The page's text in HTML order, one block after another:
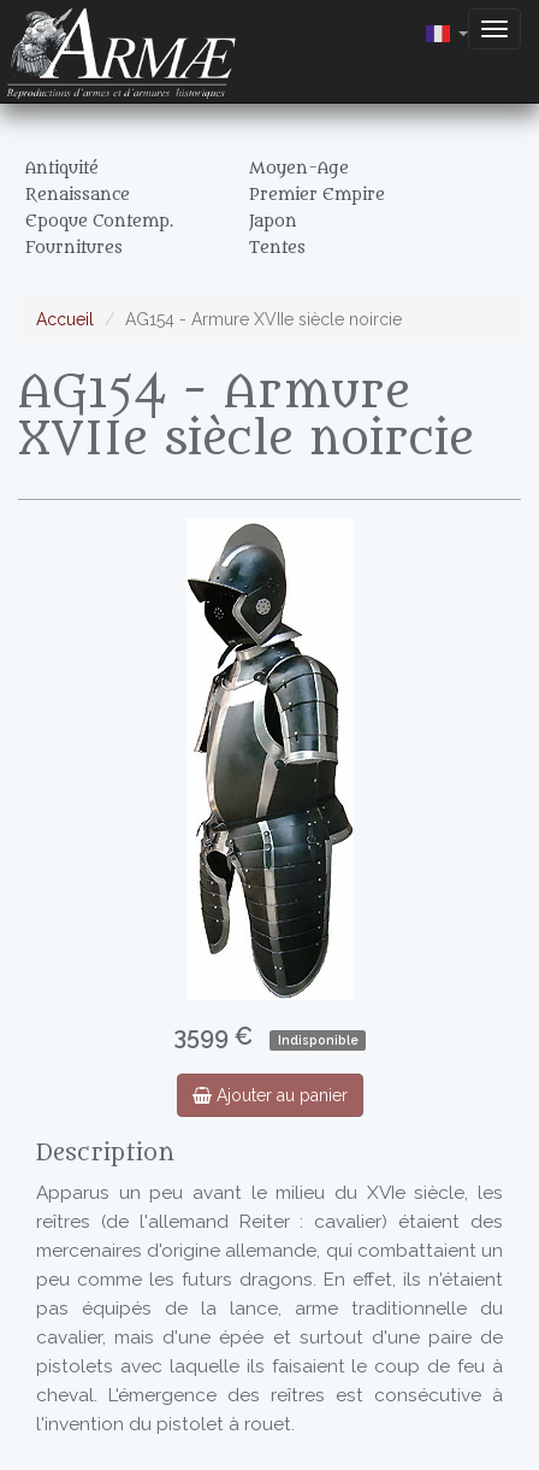
Antiquité
Moyen-Age
Renaissance
Premier Empire
Epoque Contemp.
Japon
Fournitures
Tentes
Accueil AG154 - Armure XVIIe siècle noircie
AG154 - Armure
XVIIe siècle noircie
3599 € Indisponible
Ajouter au panier
Description
Apparus un peu avant le milieu du XVIe siècle, les
reîtres (de l'allemand Reiter : cavalier) étaient des
mercenaires d'origine allemande, qui combattaient un
peu comme les futurs dragons. En effet, ils n'étaient
pas équipés de la lance, arme traditionnelle du
cavalier, mais d'une épée et surtout d'une paire de
pistolets avec laquelle ils faisaient le coup de feu à
cheval. L'émergence des reîtres est consécutive à
l'invention du pistolet à rouet.